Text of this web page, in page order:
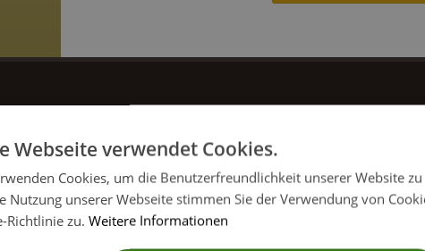
Webseite verwendet Cookies.
Cookies, um die Benutzerfreundlichkeit unserer Website
Nutzung unserer Webseite stimmen Sie der Verwendung von
Richtlinie zu. Weitere Informationen